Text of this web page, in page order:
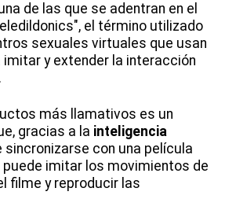
de las que se adentran en el
el término utilizado
sexuales virtuales que usan
y extender la interacción
más llamativos es un
gracias a la inteligencia
sincronizarse con una película
puede imitar los movimientos de
filme y reproducir las